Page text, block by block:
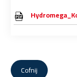
Cofnij